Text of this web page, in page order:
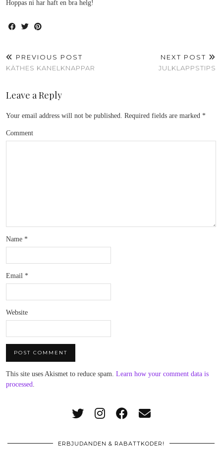
Hoppas ni har haft en bra helg!
PREVIOUS POST
KÄTHES KANELKNAPPAR
NEXT POST
JULKLAPPSTIPS
Leave a Reply
Your email address will not be published. Required fields are marked *
Comment
Name *
Email *
Website
This site uses Akismet to reduce spam. Learn how your comment data is
processed
ERBJUDANDEN & RABATTKODER!